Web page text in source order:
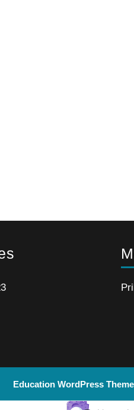
Education WordPress Theme